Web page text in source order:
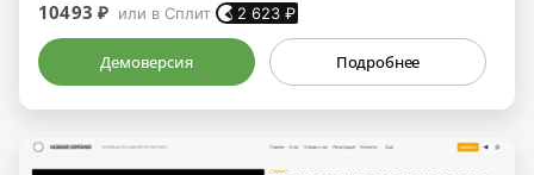
10493 ₽ или в Сплит 2 623 ₽
Демоверсия Подробнее